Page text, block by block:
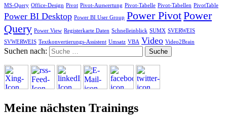
MS-Query Office-Design Pivot Pivot-Auswertung Pivot-Tabelle Pivot-Tabellen PivotTable
Power BI Desktop Power BI User Group Power PivotPower
Query Power View Registerkarte Daten Schnelleinblick SUMX SVERWEIS
SVWERWEIS Textkonvertierungs-Assistent Umsatz VBA Video Video2Brain
Suchen nach:
Meine nächsten Trainings